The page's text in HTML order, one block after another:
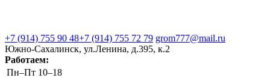
+7 (914) 755 90 48+7 (914) 755 72 79 grom777@mail.ru
Южно-Сахалинск, ул.Ленина, д.395, к.2
Работаем:
Пн–Пт 10–18